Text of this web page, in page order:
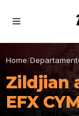
Home/
Zildjian
EFX